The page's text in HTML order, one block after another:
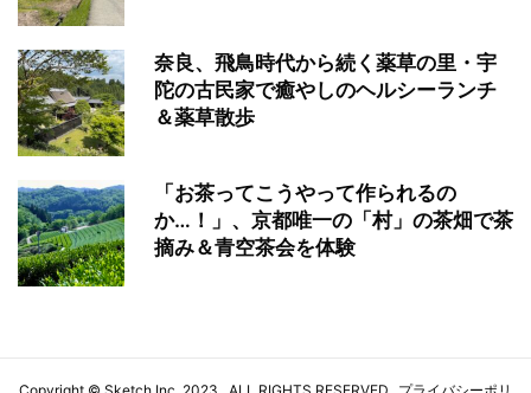
奈良、飛鳥時代から続く薬草の里・宇
陀の古民家で癒やしのヘルシーランチ
＆薬草散歩
「お茶ってこうやって作られるの
か…！」、京都唯一の「村」の茶畑で茶
摘み＆青空茶会を体験